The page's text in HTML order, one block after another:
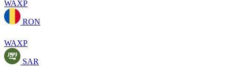
WAXP
RON
WAXP
SAR